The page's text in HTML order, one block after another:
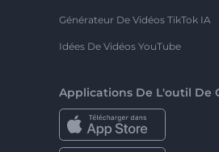
Générateur De Vidéos TikTok IA
Idées De Vidéos YouTube
Applications De L'outil De